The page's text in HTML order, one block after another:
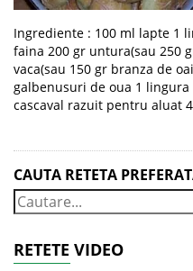
Ingrediente : 100 ml lapte 1
faina 200 gr untura(sau 250
vaca(sau 150 gr branza de
galbenusuri de oua 1
cascaval razuit pentru aluat
CAUTA RETETA
RETETE VIDEO